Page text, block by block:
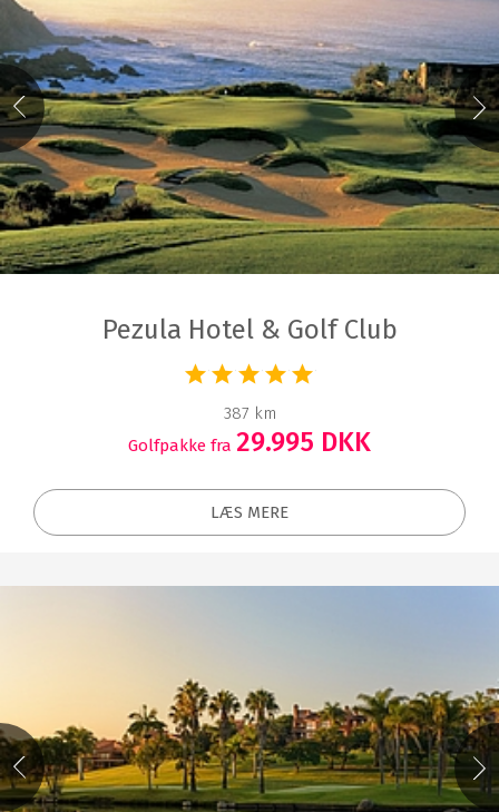
Pezula Hotel & Golf Club
387 km
Golfpakke fra 29.995 DKK
LÆS MERE